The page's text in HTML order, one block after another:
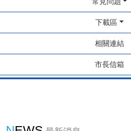
下載區
相關連結
市長信箱